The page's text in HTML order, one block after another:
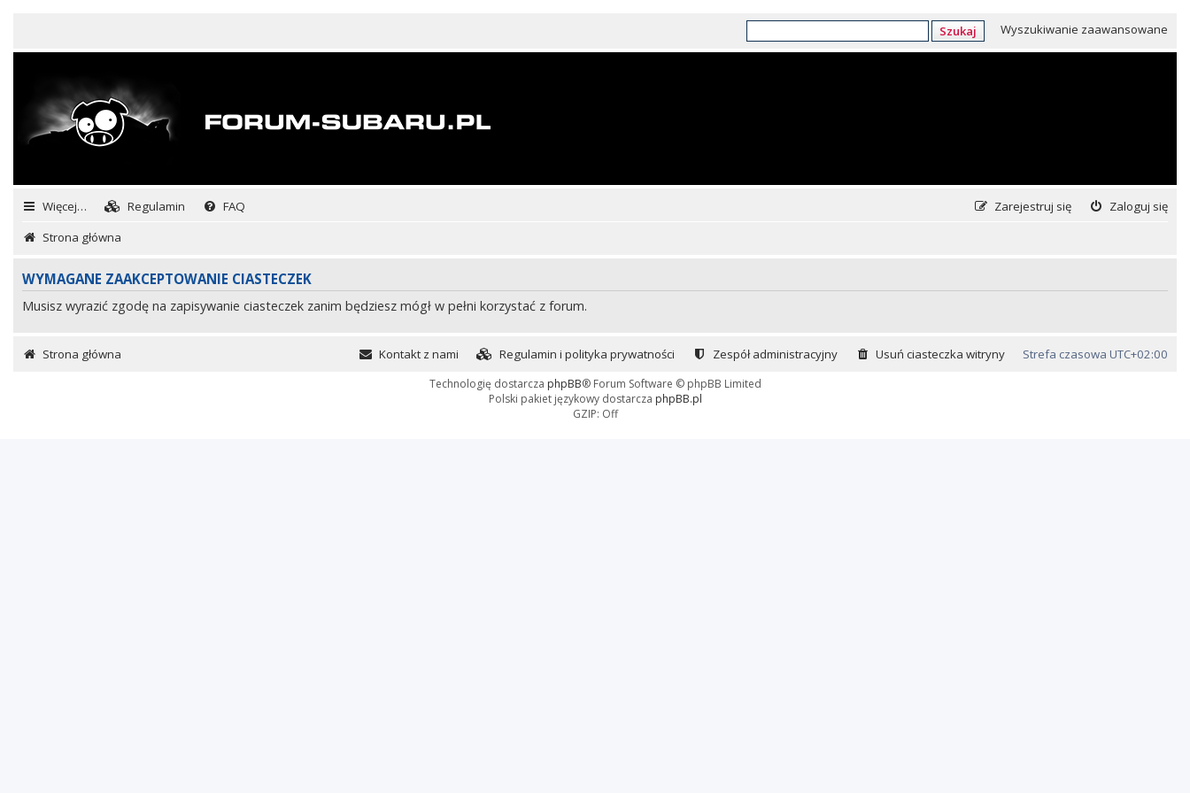
Szukaj Wyszukiwanie zaawansowane
Więcej… Regulamin FAQ Zaloguj się
Zarejestruj się
Strona główna
WYMAGANE ZAAKCEPTOWANIE CIASTECZEK
Musisz wyrazić zgodę na zapisywanie ciasteczek zanim będziesz mógł w pełni korzystać z forum.
Strona główna Strefa czasowa UTC+02:00
Usuń ciasteczka witryny
Zespół administracyjny
Regulamin i polityka prywatności
Kontakt z nami
Technologię dostarcza phpBB® Forum Software © phpBB Limited
Polski pakiet językowy dostarcza phpBB.pl
GZIP: Off